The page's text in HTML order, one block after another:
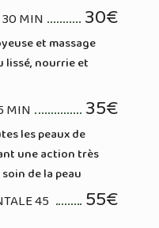
30 MIN 30€
et massage
lissé, nourrie et
MIN 35€
les peaux de
une action très
de la peau
45 55€